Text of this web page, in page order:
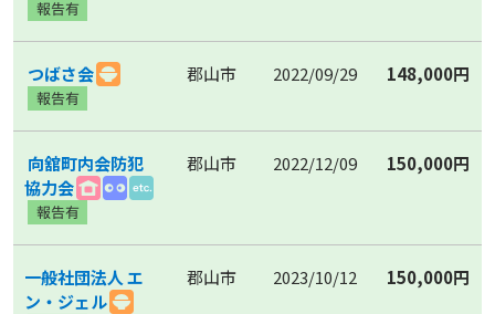
つばさ会 郡山市 2022/09/29 148,000円
向舘町内会防犯
協力会
郡山市 2022/12/09 150,000円
一般社団法人 エ
ン・ジェル
郡山市 2023/10/12 150,000円